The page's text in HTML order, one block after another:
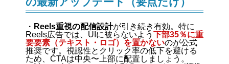
・ Reels重視の配信設計が引き続き有効。特に
Reels広告では、UIに被らないよう
下部35％に重
要要素（テキスト・ロゴ）を置かないのが公式
推奨です。視認性とクリック率の低下を避ける
ため、CTAは中央〜上部に配置しましょう。